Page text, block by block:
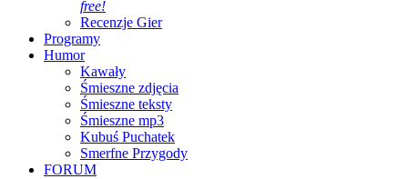
free!
Recenzje Gier
Programy
Humor
Kawały
Śmieszne zdjęcia
Śmieszne teksty
Śmieszne mp3
Kubuś Puchatek
Smerfne Przygody
FORUM